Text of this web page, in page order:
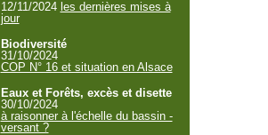
12/11/2024 les dernières mises à
jour
Biodiversité
31/10/2024
COP N° 16 et situation en Alsace
Eaux et Forêts, excès et disette
30/10/2024
à raisonner à l'échelle du bassin -
versant ?